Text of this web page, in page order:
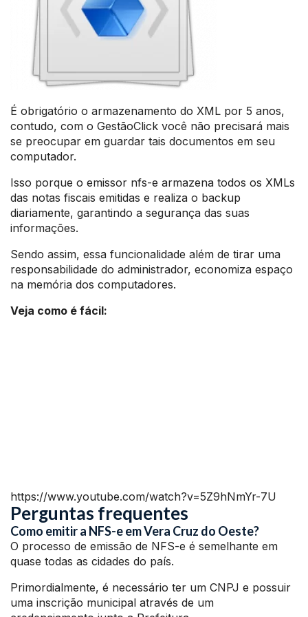
É obrigatório o armazenamento do XML por 5 anos,
contudo, com o GestãoClick você não precisará mais
se preocupar em guardar tais documentos em seu
computador.
Isso porque o emissor nfs-e armazena todos os XMLs
das notas fiscais emitidas e realiza o backup
diariamente, garantindo a segurança das suas
informações.
Sendo assim, essa funcionalidade além de tirar uma
responsabilidade do administrador, economiza espaço
na memória dos computadores.
Veja como é fácil:
https://www.youtube.com/watch?v=5Z9hNmYr-7U
Perguntas frequentes
Como emitir a NFS-e em Vera Cruz do Oeste?
O processo de emissão de NFS-e é semelhante em
quase todas as cidades do país.
Primordialmente, é necessário ter um CNPJ e possuir
uma inscrição municipal através de um